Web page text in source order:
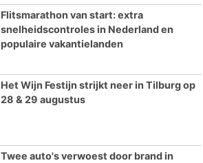
Flitsmarathon van start: extra
snelheidscontroles in Nederland en
populaire vakantielanden
Het Wijn Festijn strijkt neer in Tilburg op
28 & 29 augustus
Twee auto's verwoest door brand in